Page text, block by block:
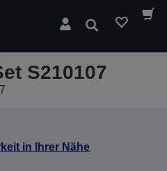
Suchen
S210107
in Ihrer Nähe